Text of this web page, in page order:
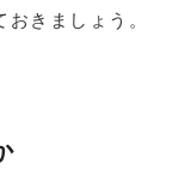
きましょう。